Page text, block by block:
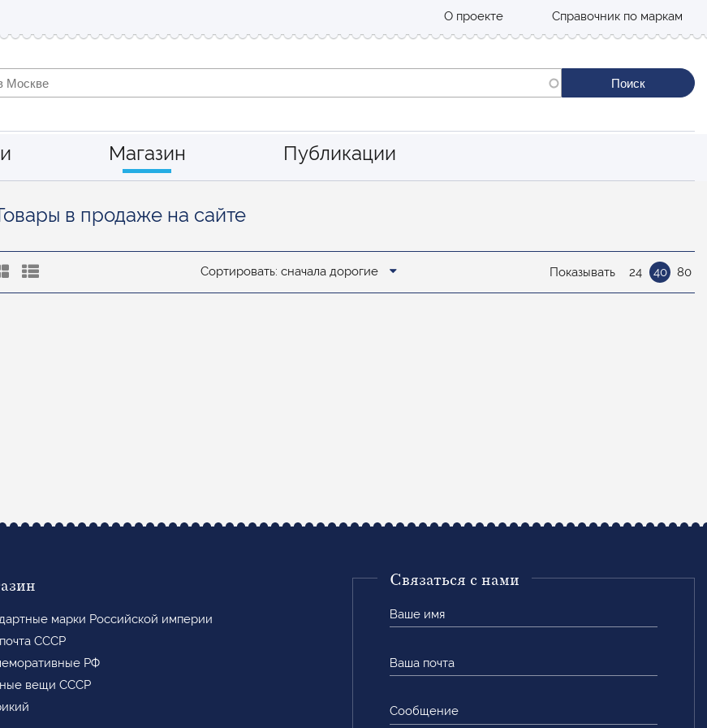
О проекте Справочник по маркам
Магазин Публикации
в продаже на сайте
Сортировать: сначала дорогие Показывать 24 40 80
марки Российской империи
СССР
РФ
вещи СССР
Связаться с нами
имя
почта
Сообщение